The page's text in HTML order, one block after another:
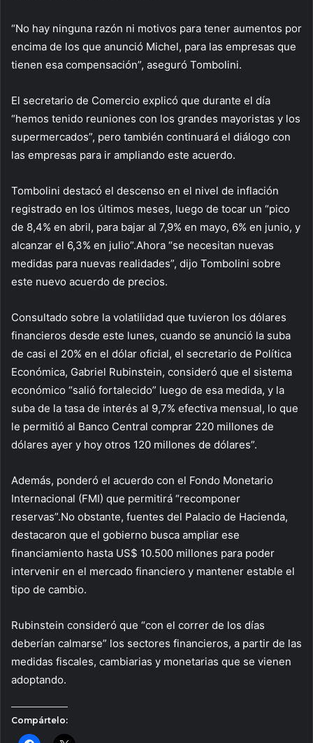
“No hay ninguna razón ni motivos para tener aumentos por
encima de los que anunció Michel, para las empresas que
tienen esa compensación”, aseguró Tombolini.
El secretario de Comercio explicó que durante el día
“hemos tenido reuniones con los grandes mayoristas y los
supermercados”, pero también continuará el diálogo con
las empresas para ir ampliando este acuerdo.
Tombolini destacó el descenso en el nivel de inflación
registrado en los últimos meses, luego de tocar un “pico
de 8,4% en abril, para bajar al 7,9% en mayo, 6% en junio, y
alcanzar el 6,3% en julio”.Ahora “se necesitan nuevas
medidas para nuevas realidades”, dijo Tombolini sobre
este nuevo acuerdo de precios.
Consultado sobre la volatilidad que tuvieron los dólares
financieros desde este lunes, cuando se anunció la suba
de casi el 20% en el dólar oficial, el secretario de Política
Económica, Gabriel Rubinstein, consideró que el sistema
económico “salió fortalecido” luego de esa medida, y la
suba de la tasa de interés al 9,7% efectiva mensual, lo que
le permitió al Banco Central comprar 220 millones de
dólares ayer y hoy otros 120 millones de dólares”.
Además, ponderó el acuerdo con el Fondo Monetario
Internacional (FMI) que permitirá “recomponer
reservas”.No obstante, fuentes del Palacio de Hacienda,
destacaron que el gobierno busca ampliar ese
financiamiento hasta US$ 10.500 millones para poder
intervenir en el mercado financiero y mantener estable el
tipo de cambio.
Rubinstein consideró que “con el correr de los días
deberían calmarse” los sectores financieros, a partir de las
medidas fiscales, cambiarias y monetarias que se vienen
adoptando.
Compártelo: